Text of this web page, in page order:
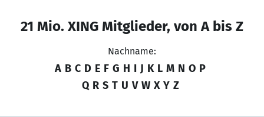
21 Mio. XING Mitglieder, von A bis Z
Nachname:
A B C D E F G H I J K L M N O P
Q R S T U V W X Y Z